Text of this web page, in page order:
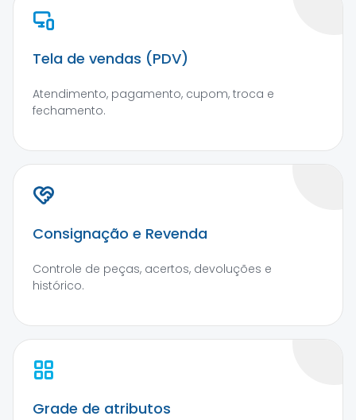
Tela de vendas (PDV)
Atendimento, pagamento, cupom, troca e
fechamento.
Consignação e Revenda
Controle de peças, acertos, devoluções e
histórico.
Grade de atributos